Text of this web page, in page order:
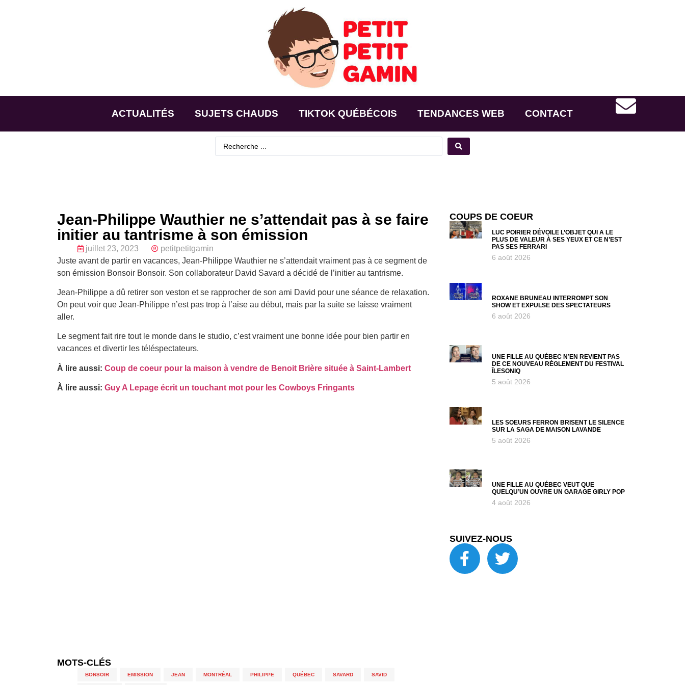
ACTUALITÉS SUJETS CHAUDS TIKTOK QUÉBÉCOIS TENDANCES WEB CONTACT
Jean-Philippe Wauthier ne s’attendait pas à se faire
initier au tantrisme à son émission
juillet 23, 2023
petitpetitgamin
Juste avant de partir en vacances, Jean-Philippe Wauthier ne s’attendait vraiment pas à ce segment de
son émission Bonsoir Bonsoir. Son collaborateur David Savard a décidé de l’initier au tantrisme.
Jean-Philippe a dû retirer son veston et se rapprocher de son ami David pour une séance de relaxation.
On peut voir que Jean-Philippe n’est pas trop à l’aise au début, mais par la suite se laisse vraiment
aller.
Le segment fait rire tout le monde dans le studio, c’est vraiment une bonne idée pour bien partir en
vacances et divertir les téléspectateurs.
À lire aussi: Coup de coeur pour la maison à vendre de Benoit Brière située à Saint-Lambert
À lire aussi: Guy A Lepage écrit un touchant mot pour les Cowboys Fringants
MOTS-CLÉS
BONSOIR EMISSION JEAN MONTRÉAL PHILIPPE QUÉBEC SAVARD SAVID
COUPS DE COEUR
LUC POIRIER DÉVOILE L’OBJET QUI A LE
PLUS DE VALEUR À SES YEUX ET CE N’EST
PAS SES FERRARI
6 août 2026
ROXANE BRUNEAU INTERROMPT SON
SHOW ET EXPULSE DES SPECTATEURS
6 août 2026
UNE FILLE AU QUÉBEC N’EN REVIENT PAS
DE CE NOUVEAU RÈGLEMENT DU FESTIVAL
ÎLESONIQ
5 août 2026
LES SOEURS FERRON BRISENT LE SILENCE
SUR LA SAGA DE MAISON LAVANDE
5 août 2026
UNE FILLE AU QUÉBEC VEUT QUE
QUELQU’UN OUVRE UN GARAGE GIRLY POP
4 août 2026
SUIVEZ-NOUS